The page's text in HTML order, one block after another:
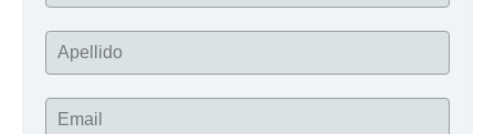
Apellido
Email